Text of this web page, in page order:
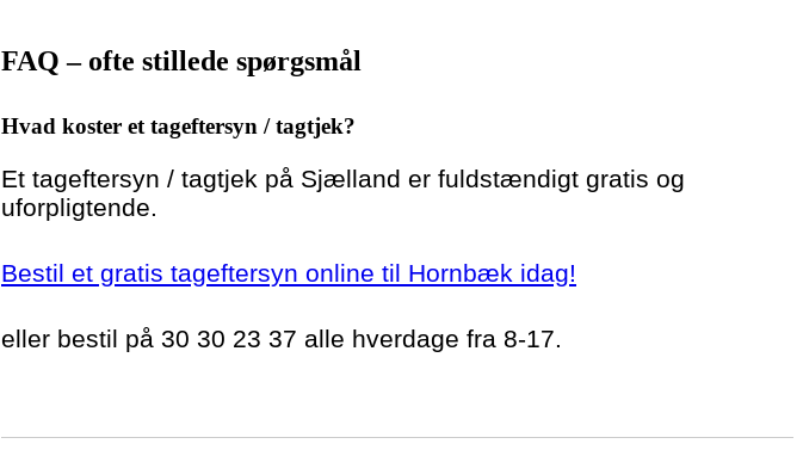
FAQ – ofte stillede spørgsmål
Hvad koster et tageftersyn / tagtjek?
Et tageftersyn / tagtjek på Sjælland er fuldstændigt gratis og
uforpligtende.
Bestil et gratis tageftersyn online til Hornbæk idag!
eller bestil på 30 30 23 37 alle hverdage fra 8-17.